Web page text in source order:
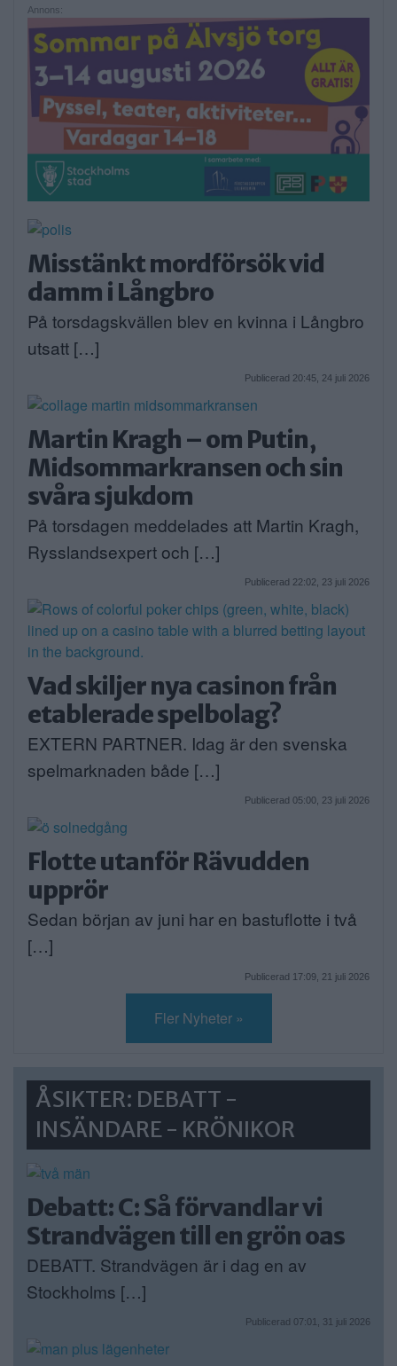
Annons:
Misstänkt mordförsök vid
damm i Långbro
På torsdagskvällen blev en kvinna i Långbro
utsatt […]
Publicerad 20:45, 24 juli 2026
Martin Kragh – om Putin,
Midsommarkransen och sin
svåra sjukdom
På torsdagen meddelades att Martin Kragh,
Rysslandsexpert och […]
Publicerad 22:02, 23 juli 2026
Vad skiljer nya casinon från
etablerade spelbolag?
EXTERN PARTNER. Idag är den svenska
spelmarknaden både […]
Publicerad 05:00, 23 juli 2026
Flotte utanför Rävudden
upprör
Sedan början av juni har en bastuflotte i två
[…]
Publicerad 17:09, 21 juli 2026
Fler Nyheter »
ÅSIKTER: DEBATT -
INSÄNDARE - KRÖNIKOR
Debatt: C: Så förvandlar vi
Strandvägen till en grön oas
DEBATT. Strandvägen är i dag en av
Stockholms […]
Publicerad 07:01, 31 juli 2026